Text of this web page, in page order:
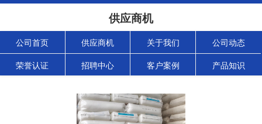
供应商机
公司首页 供应商机 关于我们 公司动态
荣誉认证 招聘中心 客户案例 产品知识